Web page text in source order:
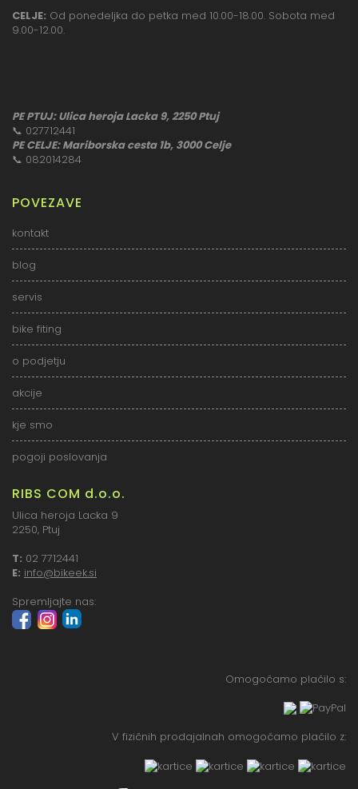
CELJE: Od ponedeljka do petka med 10.00-18.00. Sobota med
9.00-12.00.
PE PTUJ: Ulica heroja Lacka 9, 2250 Ptuj
📞 027712441
PE CELJE: Mariborska cesta 1b, 3000 Celje
📞 082014284
POVEZAVE
kontakt
blog
servis
bike fiting
o podjetju
akcije
kje smo
pogoji poslovanja
RIBS COM d.o.o.
Ulica heroja Lacka 9
2250, Ptuj
T: 02 7712441
E: info@bikeek.si
Spremljajte nas:
Omogočamo plačilo s:
V fizičnih prodajalnah omogočamo plačilo z: